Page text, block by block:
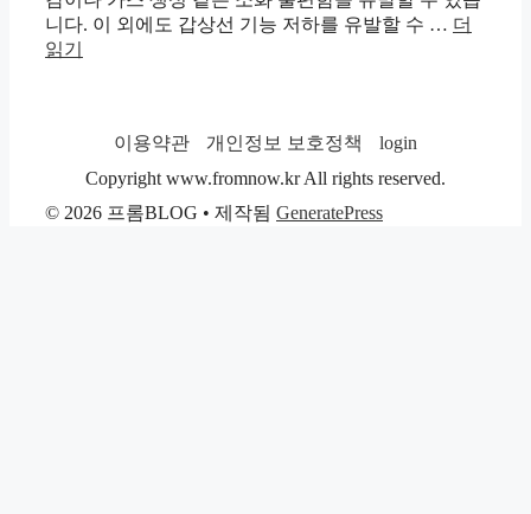
니다. 이 외에도 갑상선 기능 저하를 유발할 수 … 더
읽기
이용약관 개인정보 보호정책
login
Copyright www.fromnow.kr All rights reserved.
© 2026 프롬BLOG • 제작됨 GeneratePress